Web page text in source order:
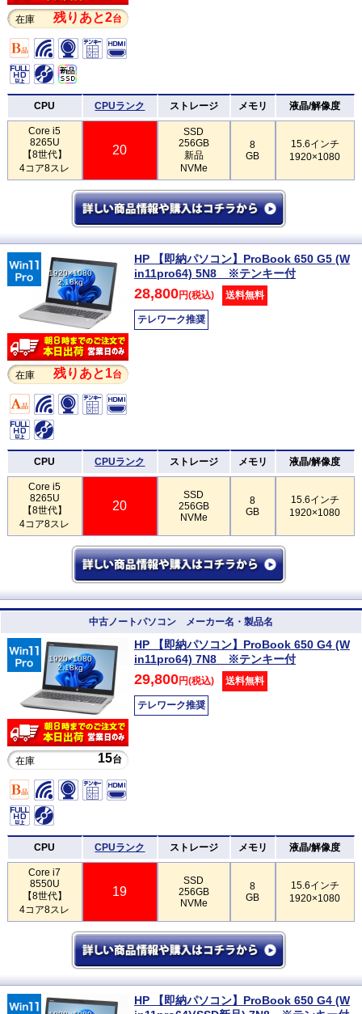
在庫 残りあと2台
CPU CPUランク ストレージ メモリ 液晶/解像度
Core i5
8265U
【8世代】
4コア8スレ
20
SSD
256GB
新品
NVMe
8
GB
15.6インチ
1920×1080
1920×1080
2.18kg
在庫 残りあと1台
HP 【即納パソコン】ProBook 650 G5 (W
in11pro64) 5N8 ※テンキー付
28,800円(税込) 送料無料
テレワーク推奨
CPU CPUランク ストレージ メモリ 液晶/解像度
Core i5
8265U
【8世代】
4コア8スレ
20
SSD
256GB
NVMe
8
GB
15.6インチ
1920×1080
中古ノートパソコン メーカー名・製品名
1920×1080
2.18kg
在庫 15台
HP 【即納パソコン】ProBook 650 G4 (W
in11pro64) 7N8 ※テンキー付
29,800円(税込) 送料無料
テレワーク推奨
CPU CPUランク ストレージ メモリ 液晶/解像度
Core i7
8550U
【8世代】
4コア8スレ
19
SSD
256GB
NVMe
8
GB
15.6インチ
1920×1080
HP 【即納パソコン】ProBook 650 G4 (W